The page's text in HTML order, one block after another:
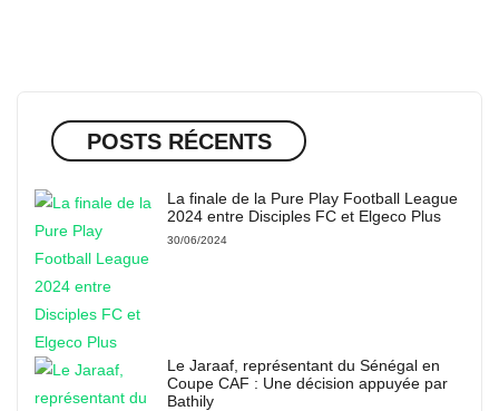
POSTS RÉCENTS
La finale de la Pure Play Football League
2024 entre Disciples FC et Elgeco Plus
30/06/2024
Le Jaraaf, représentant du Sénégal en
Coupe CAF : Une décision appuyée par
Bathily